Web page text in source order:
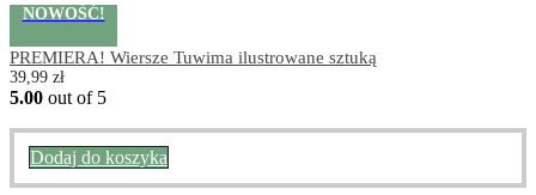
NOWOŚĆ!
PREMIERA! Wiersze Tuwima ilustrowane sztuką
39,99 zł
5.00 out of 5
Dodaj do koszyka